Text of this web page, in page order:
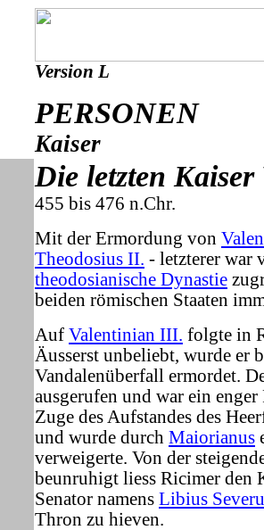
Version L
PERSONEN
Kaiser
Die letzten Kaiser
455 bis 476 n.Chr.
Mit der Ermordung von
Theodosius II. - letzterer war
theodosianische Dynastie
beiden römischen Staaten
Auf Valentinian III. folgte in
Äusserst unbeliebt, wurde er
Vandalenüberfall ermordet.
ausgerufen und war ein
Zuge des Aufstandes des
und wurde durch Maiorianus
verweigerte. Von der
beunruhigt liess Ricimer den
Senator namens Libius
Thron zu hieven.